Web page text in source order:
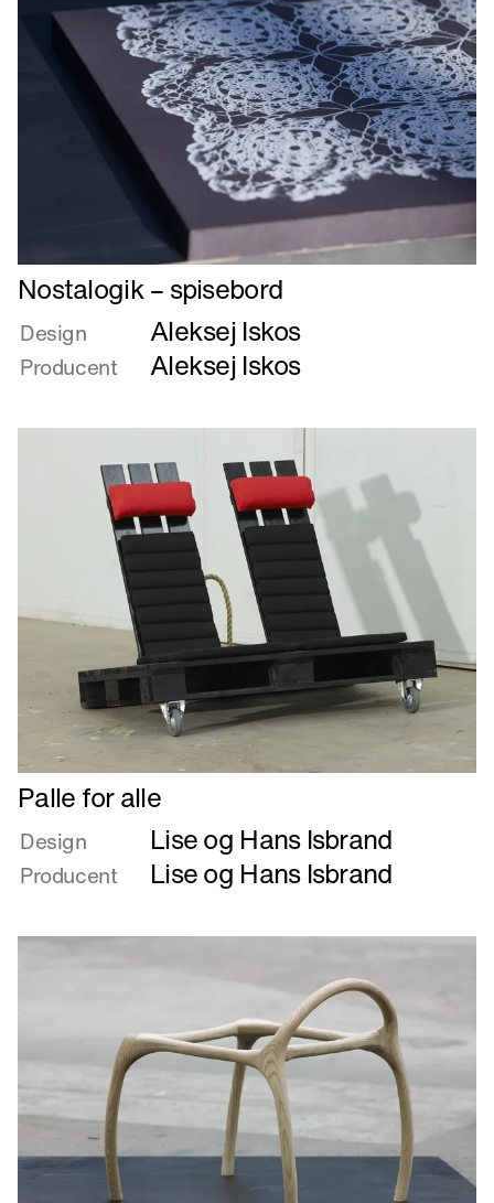
Læs
mere
om
Nostalogik
–
Nostalogik – spisebord
Design Aleksej Iskos
Producent Aleksej Iskos
Læs
mere
om
Palle
for
Palle for alle
Design Lise og Hans Isbrand
Producent Lise og Hans Isbrand